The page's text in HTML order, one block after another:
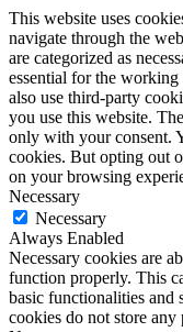
This website uses
navigate through the
are categorized as
essential for the
also use third-party
you use this website.
only with your consent.
cookies. But opting out
on your browsing
Necessary
Necessary
Always Enabled
Necessary cookies are
function properly. This
basic functionalities and
cookies do not store